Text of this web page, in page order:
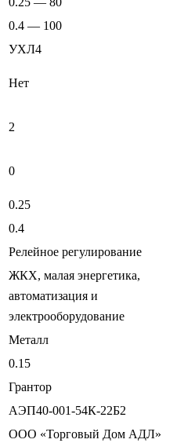
0.4 — 100
УХЛ4
Нет
2
0
0.25
0.4
Релейное регулирование
ЖКХ, малая энергетика,
автоматизация и
электрооборудование
Металл
0.15
Грантор
АЭП40-001-54К-22Б2
ООО «Торговый Дом АДЛ»